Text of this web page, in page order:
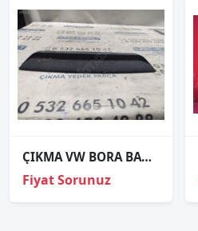
ÇIKMA VW BORA BAGAJ STOP 3.STOP 1J5945121
Fiyat Sorunuz